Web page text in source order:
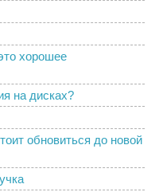
хорошее
на дисках?
обновиться до новой